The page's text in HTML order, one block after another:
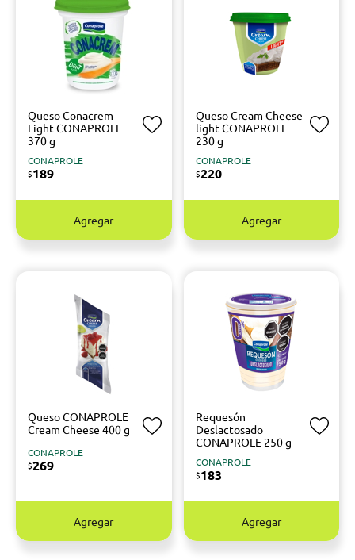
Queso Conacrem
Light CONAPROLE
370 g
CONAPROLE
$189
Agregar
Queso Cream Cheese
light CONAPROLE
230 g
CONAPROLE
$220
Agregar
Queso CONAPROLE
Cream Cheese 400 g
CONAPROLE
$269
Agregar
Requesón
Deslactosado
CONAPROLE 250 g
CONAPROLE
$183
Agregar